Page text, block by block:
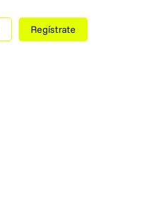
Regístrate